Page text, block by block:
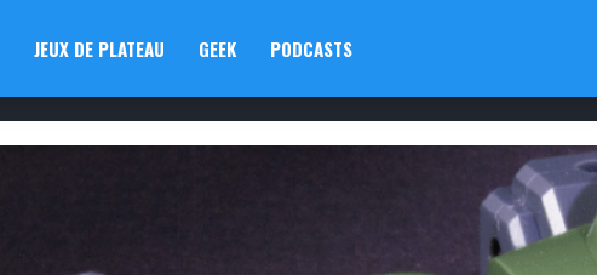
JEUX DE PLATEAU GEEK PODCASTS